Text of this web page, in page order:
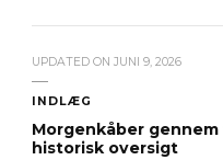
UPDATED ON JUNI 9, 2026
INDLÆG
Morgenkåber gennem
historisk oversigt